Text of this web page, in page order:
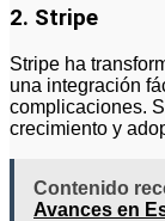
2. Stripe
Stripe ha
una integración
complicaciones.
crecimiento y
Contenido
Avances en